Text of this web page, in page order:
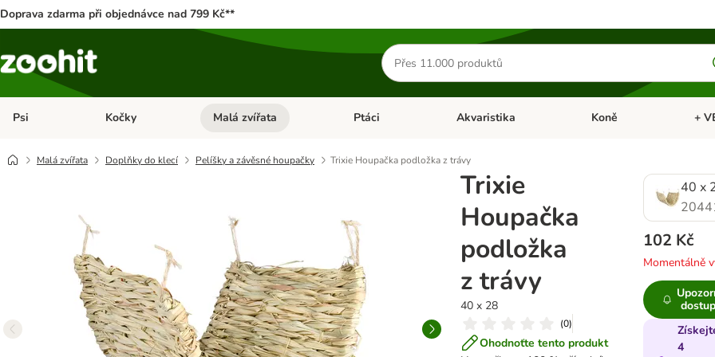
Doprava zdarma při objednávce nad 799 Kč**
Hledat
produkty
Psi Otevřít menu: Psi
Kočky Otevřít menu: Kočky
Malá zvířata Otevřít menu: Malá zvířata
Ptáci Otevřít menu: Ptáci
Akvaristika Otevřít menu: Akvaristika
Koně +
Malá zvířata Doplňky do klecí Pelíšky a závěsné houpačky Trixie Houpačka podložka z trávy
Trixie
Houpačka
podložka
z trávy
40 x 28
(0)
Ohodnoťte tento produkt
40 x
102 Kč
Momentálně
4